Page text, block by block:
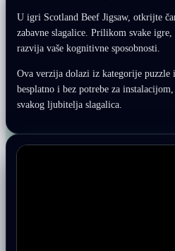
U igri Scotland Beef Jigsaw, otkrijte
zabavne slagalice. Prilikom svake
razvija vaše kognitivne sposobnosti.
Ova verzija dolazi iz kategorije puzzle
besplatno i bez potrebe za
svakog ljubitelja slagalica.